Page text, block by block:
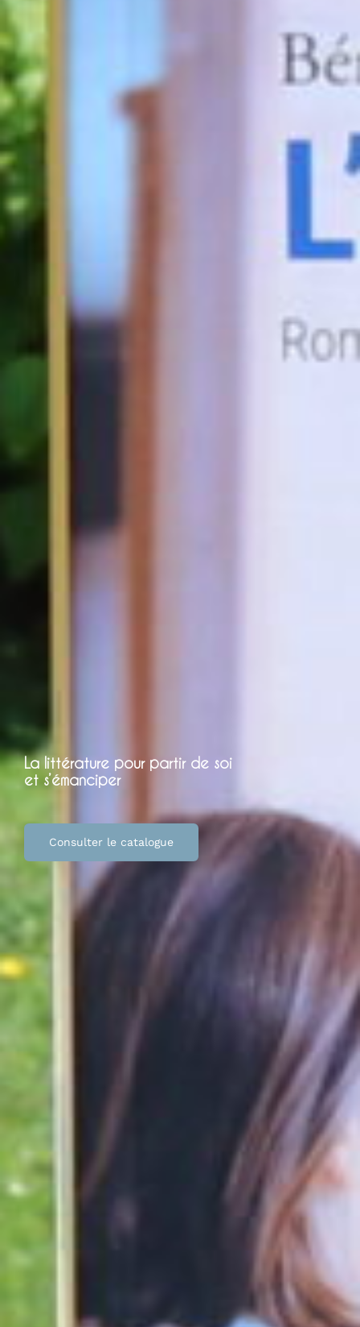
La littérature pour partir de soi
et s’émanciper
Consulter le catalogue